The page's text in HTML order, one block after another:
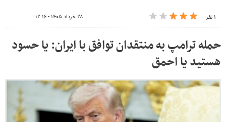
۱ نفر ۲۸ خرداد ۱۴۰۵ - ۱۲:۱۶
حمله ترامپ به منتقدان توافق با ایران: یا حسود
هستید یا احمق